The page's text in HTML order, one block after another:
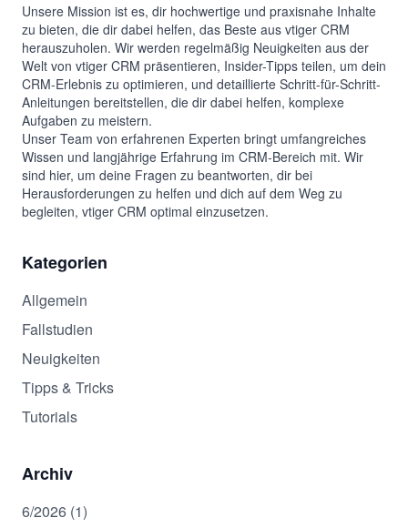
Unsere Mission ist es, dir hochwertige und praxisnahe Inhalte
zu bieten, die dir dabei helfen, das Beste aus vtiger CRM
herauszuholen. Wir werden regelmäßig Neuigkeiten aus der
Welt von vtiger CRM präsentieren, Insider-Tipps teilen, um dein
CRM-Erlebnis zu optimieren, und detaillierte Schritt-für-Schritt-
Anleitungen bereitstellen, die dir dabei helfen, komplexe
Aufgaben zu meistern.
Unser Team von erfahrenen Experten bringt umfangreiches
Wissen und langjährige Erfahrung im CRM-Bereich mit. Wir
sind hier, um deine Fragen zu beantworten, dir bei
Herausforderungen zu helfen und dich auf dem Weg zu
begleiten, vtiger CRM optimal einzusetzen.
Kategorien
Allgemein
Fallstudien
Neuigkeiten
Tipps & Tricks
Tutorials
Archiv
6/2026 (1)